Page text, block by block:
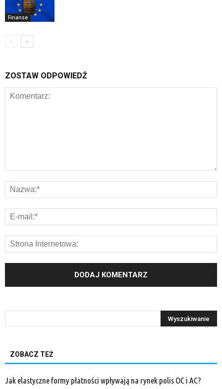
Finanse
ZOSTAW ODPOWIEDŹ
ZOBACZ TEŻ
Jak elastyczne formy płatności wpływają na rynek polis OC i AC?